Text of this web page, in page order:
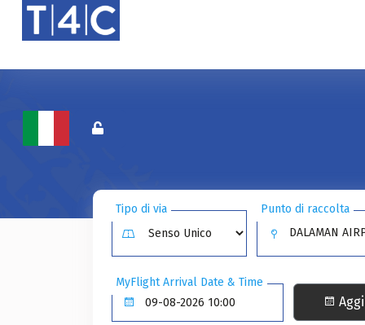
Tipo di via
Punto di raccolta
DALAMAN
MyFlight Arrival Date & Time